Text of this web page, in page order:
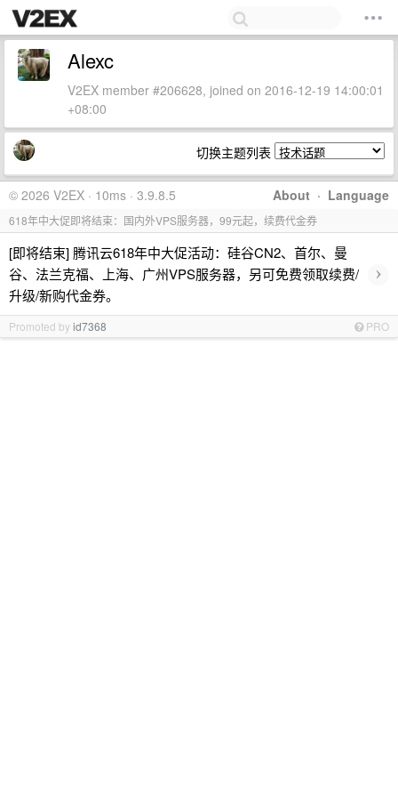
Alexc
V2EX member #206628, joined on 2016-12-19 14:00:01
+08:00
切换主题列表
About · Language
© 2026 V2EX · 10ms · 3.9.8.5
618年中大促即将结束：国内外VPS服务器，99元起，续费代金券
[即将结束] 腾讯云618年中大促活动：硅谷CN2、首尔、曼
谷、法兰克福、上海、广州VPS服务器，另可免费领取续费/
升级/新购代金券。
›
Promoted byid7368 PRO